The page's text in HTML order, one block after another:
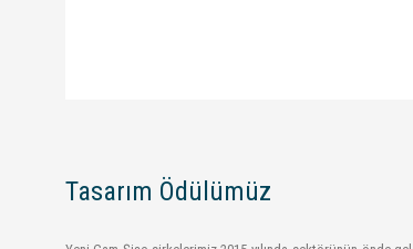
Tasarım Ödülümüz